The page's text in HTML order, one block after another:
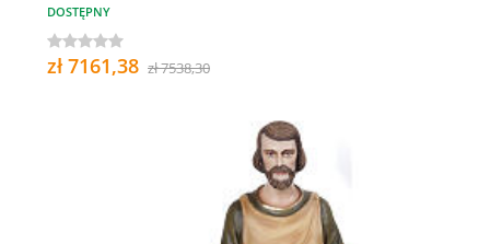
DOSTĘPNY
zł 7161,38 zł 7538,30